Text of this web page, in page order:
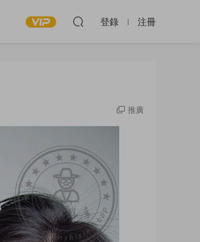
登錄 注冊
推廣